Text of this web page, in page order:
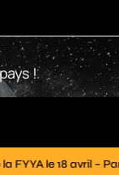
!
14eOn18/03/